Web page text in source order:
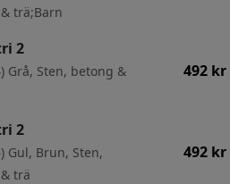
trä;Barn
2
Grå, Sten, betong &
492 kr
2
Gul, Brun, Sten,
trä
492 kr